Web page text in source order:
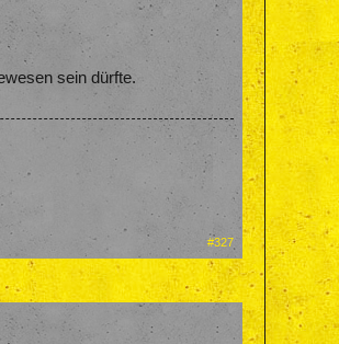
sein dürfte.
#327